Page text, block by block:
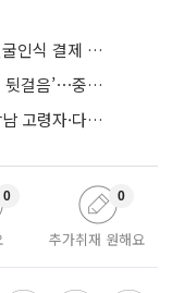
가입 문턱 낮추는 토스 페이스페이⋯얼굴인식 결제 확산 속도낸다
5대 은행, 상반기 9조 벌었지만 ‘건전성 뒷걸음’⋯중기대출 문턱 높아지나
세제 개편에 복잡해진 자산가 셈법⋯강남 고령자·다주택자 ‘자산재편 고심’
0
추가취재 원해요
0